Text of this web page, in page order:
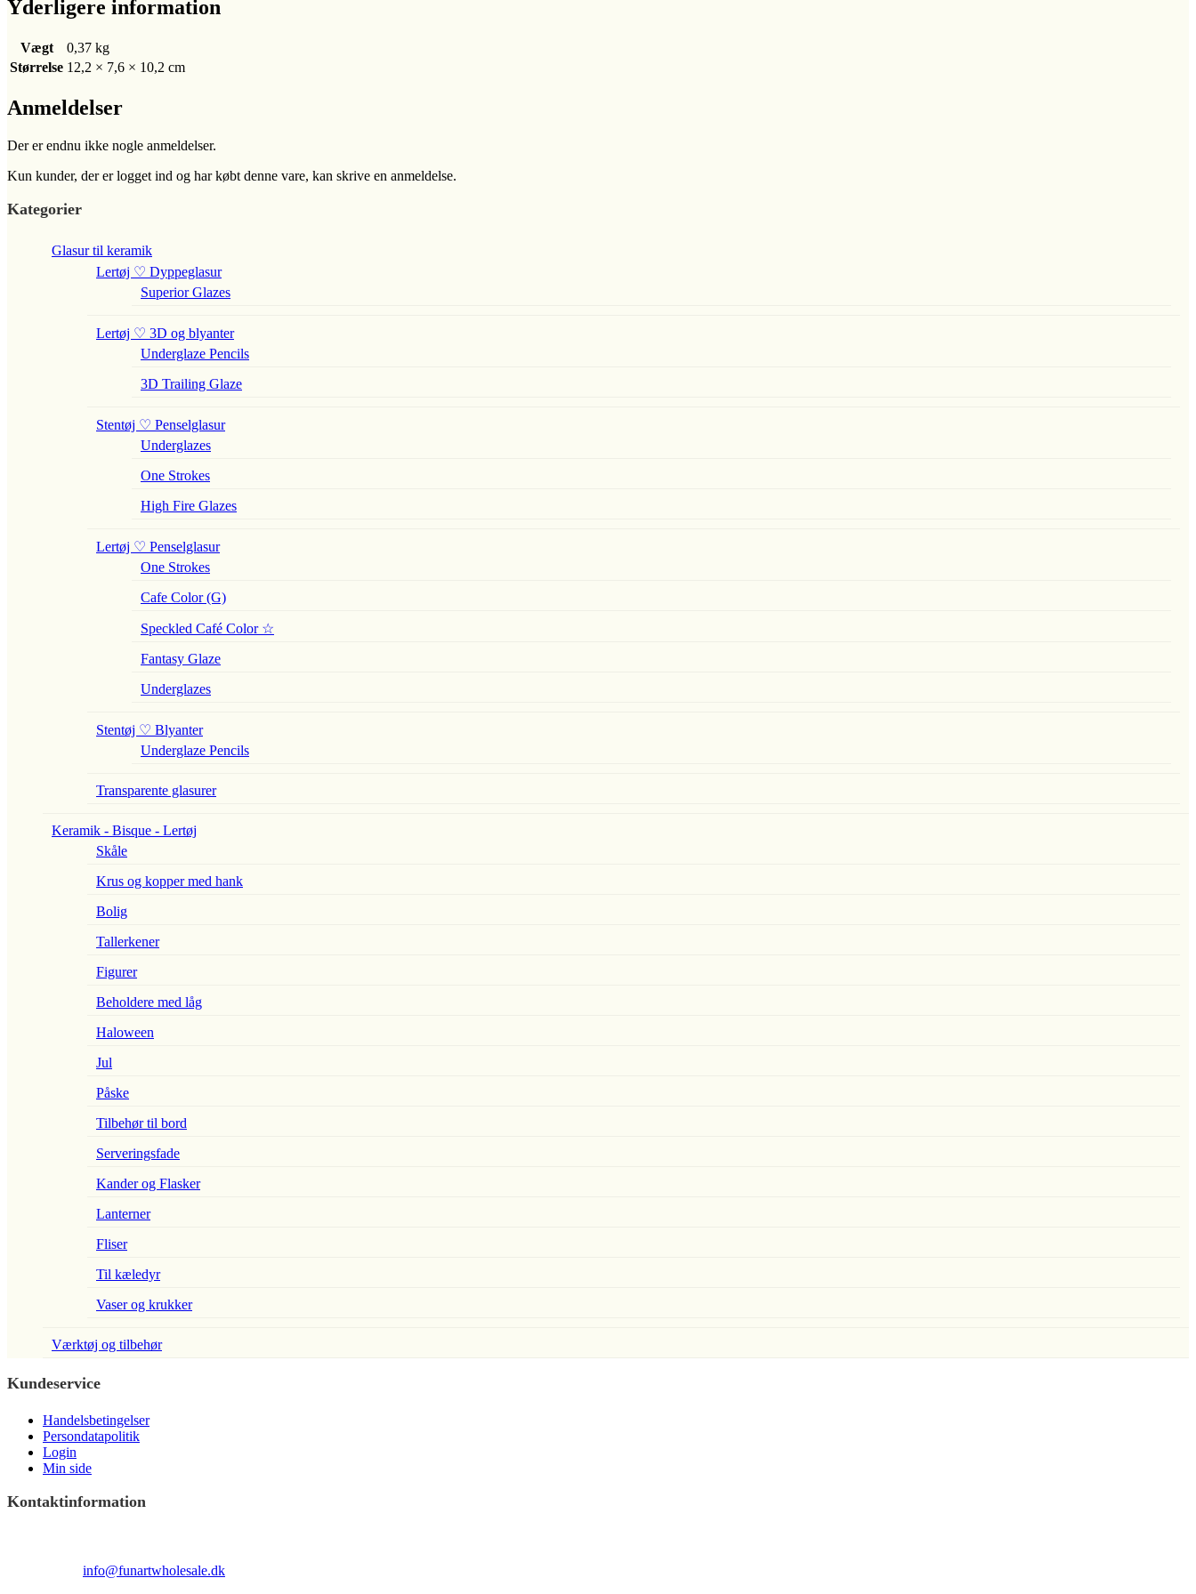
Yderligere information
Vægt
0,37 kg
Størrelse 12,2 × 7,6 × 10,2 cm
Anmeldelser
Der er endnu ikke nogle anmeldelser.
Kun kunder, der er logget ind og har købt denne vare, kan skrive en anmeldelse.
Kategorier
Glasur til keramik
Lertøj ♡ Dyppeglasur
Superior Glazes
Lertøj ♡ 3D og blyanter
Underglaze Pencils
3D Trailing Glaze
Stentøj ♡ Penselglasur
Underglazes
One Strokes
High Fire Glazes
Lertøj ♡ Penselglasur
One Strokes
Cafe Color (G)
Speckled Café Color ☆
Fantasy Glaze
Underglazes
Stentøj ♡ Blyanter
Underglaze Pencils
Transparente glasurer
Keramik - Bisque - Lertøj
Skåle
Krus og kopper med hank
Bolig
Tallerkener
Figurer
Beholdere med låg
Haloween
Jul
Påske
Tilbehør til bord
Serveringsfade
Kander og Flasker
Lanterner
Fliser
Til kæledyr
Vaser og krukker
Værktøj og tilbehør
Kundeservice
Handelsbetingelser
Persondatapolitik
Login
Min side
Kontaktinformation
info@funartwholesale.dk